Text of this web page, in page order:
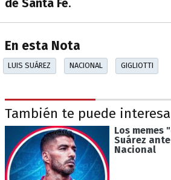
de Santa Fe.
En esta Nota
LUIS SUÁREZ NACIONAL GIGLIOTTI
También te puede
Los memes
Suárez
Nacional